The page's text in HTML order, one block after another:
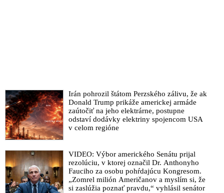
Irán pohrozil štátom Perzského zálivu, že ak
Donald Trump prikáže americkej armáde
zaútočiť na jeho elektrárne, postupne
odstaví dodávky elektriny spojencom USA
v celom regióne
VIDEO: Výbor amerického Senátu prijal
rezolúciu, v ktorej označil Dr. Anthonyho
Fauciho za osobu pohŕdajúcu Kongresom.
„Zomrel milión Američanov a myslím si, že
si zaslúžia poznať pravdu,“ vyhlásil senátor